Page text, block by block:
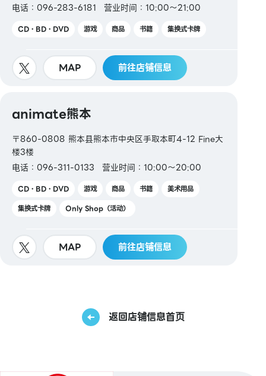
电话：096-283-6181
营业时间：10:00～21:00
CD・BD・DVD 游戏 商品 书籍 集换式卡牌
MAP 前往店铺信息
animate熊本
〒860-0808 熊本县熊本市中央区手取本町4-12 Fine大
楼3楼
电话：096-311-0133
营业时间：10:00～20:00
CD・BD・DVD 游戏 商品 书籍
美术用品
集换式卡牌
Only Shop（活动）
MAP 前往店铺信息
返回店铺信息首页